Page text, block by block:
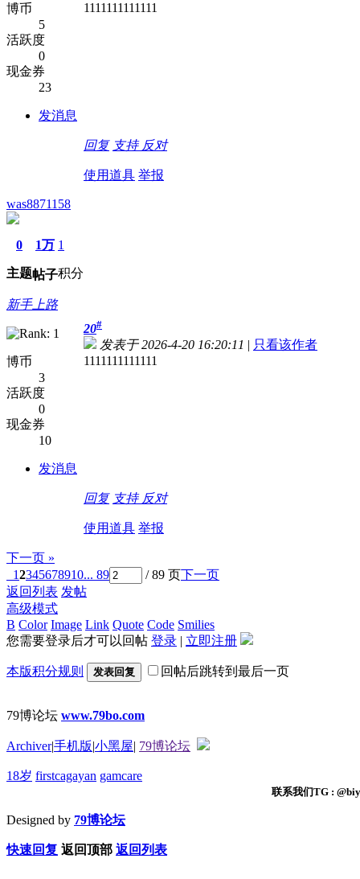
博币
5
活跃度
0
现金券
23
发消息
1111111111111
回复 支持 反对
使用道具 举报
was8871158
0
主题
1万
帖子
1
积分
新手上路
博币
3
活跃度
0
现金券
10
发消息
20#
发表于 2026-4-20 16:20:11 | 只看该作者
1111111111111
回复 支持 反对
使用道具 举报
下一页 »
12345678910... 89 / 89 页下一页
返回列表 发帖
高级模式
B Color Image Link Quote Code Smilies
您需要登录后才可以回帖 登录 | 立即注册
本版积分规则 发表回复 回帖后跳转到最后一页
79博论坛 www.79bo.com
Archiver|手机版|小黑屋| 79博论坛
18岁 firstcagayan gamcare
联系我们TG :
Designed by 79博论坛
快速回复 返回顶部 返回列表